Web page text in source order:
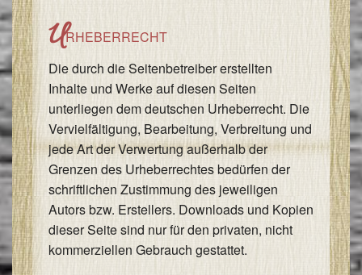
URHEBERRECHT
Die durch die Seitenbetreiber erstellten
Inhalte und Werke auf diesen Seiten
unterliegen dem deutschen Urheberrecht. Die
Vervielfältigung, Bearbeitung, Verbreitung und
jede Art der Verwertung außerhalb der
Grenzen des Urheberrechtes bedürfen der
schriftlichen Zustimmung des jeweiligen
Autors bzw. Erstellers. Downloads und Kopien
dieser Seite sind nur für den privaten, nicht
kommerziellen Gebrauch gestattet.